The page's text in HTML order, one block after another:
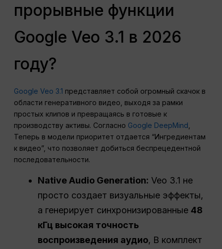
прорывные функции
Google Veo 3.1 в 2026
году?
Google Veo 3.1 представляет собой огромный скачок в
области генеративного видео, выходя за рамки
простых клипов и превращаясь в готовые к
производству активы. Согласно Google DeepMind,
Теперь в модели приоритет отдается “Ингредиентам
к видео”, что позволяет добиться беспрецедентной
последовательности.
Native Audio Generation: Veo 3.1 не
просто создает визуальные эффекты,
а генерирует синхронизированные48
кГц высокая точность
воспроизведения аудио, В комплект